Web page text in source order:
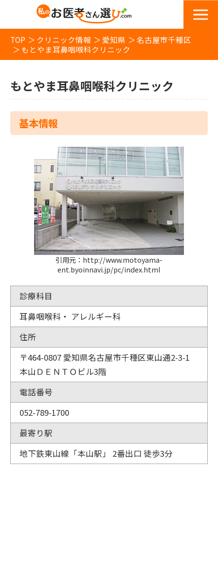
TOP クリニック情報 愛知県
名古屋市千種区
もとやま耳鼻咽喉科クリニック
もとやま耳鼻咽喉科クリニック
基本情報
引用元：http://www.motoyama-
ent.byoinnavi.jp/pc/index.html
診療科目
耳鼻咽喉科・ アレルギー科
住所
〒464-0807 愛知県名古屋市千種区東山通2-3-1
本山ＤＥＮＴＯビル3階
電話番号
052-789-1700
最寄り駅
地下鉄東山線「本山駅」 2番出口 徒歩3分